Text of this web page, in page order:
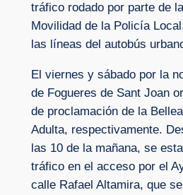
tráfico rodado por parte de
Movilidad de la Policía
las líneas del autobús
El viernes y sábado por la
de Fogueres de Sant Joan
de proclamación de la
Adulta, respectivamente.
las 10 de la mañana, se
tráfico en el acceso por el
calle Rafael Altamira, que